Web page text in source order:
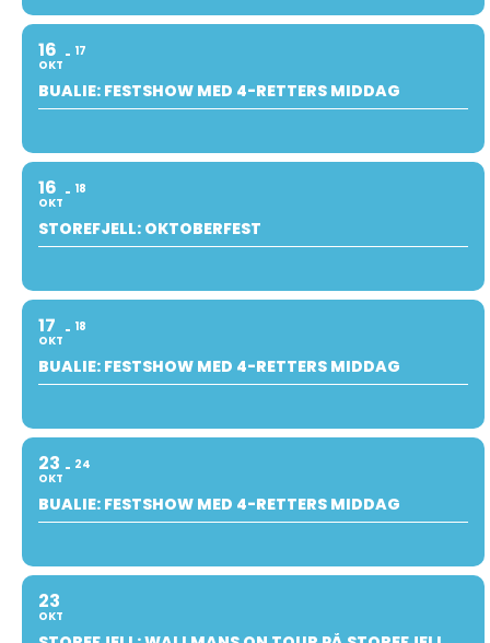
16
OKT
17
BUALIE: FESTSHOW MED 4-RETTERS MIDDAG
16
OKT
18
STOREFJELL: OKTOBERFEST
17
OKT
18
BUALIE: FESTSHOW MED 4-RETTERS MIDDAG
23
OKT
24
BUALIE: FESTSHOW MED 4-RETTERS MIDDAG
23
OKT